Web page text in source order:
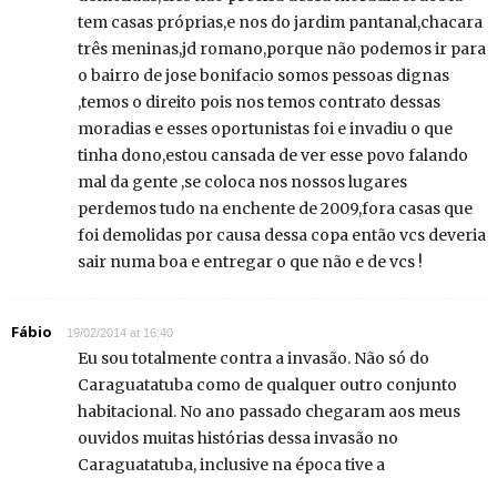
tem casas próprias,e nos do jardim pantanal,chacara
três meninas,jd romano,porque não podemos ir para
o bairro de jose bonifacio somos pessoas dignas
,temos o direito pois nos temos contrato dessas
moradias e esses oportunistas foi e invadiu o que
tinha dono,estou cansada de ver esse povo falando
mal da gente ,se coloca nos nossos lugares
perdemos tudo na enchente de 2009,fora casas que
foi demolidas por causa dessa copa então vcs deveria
sair numa boa e entregar o que não e de vcs !
Fábio 19/02/2014 at 16:40
Eu sou totalmente contra a invasão. Não só do
Caraguatatuba como de qualquer outro conjunto
habitacional. No ano passado chegaram aos meus
ouvidos muitas histórias dessa invasão no
Caraguatatuba, inclusive na época tive a